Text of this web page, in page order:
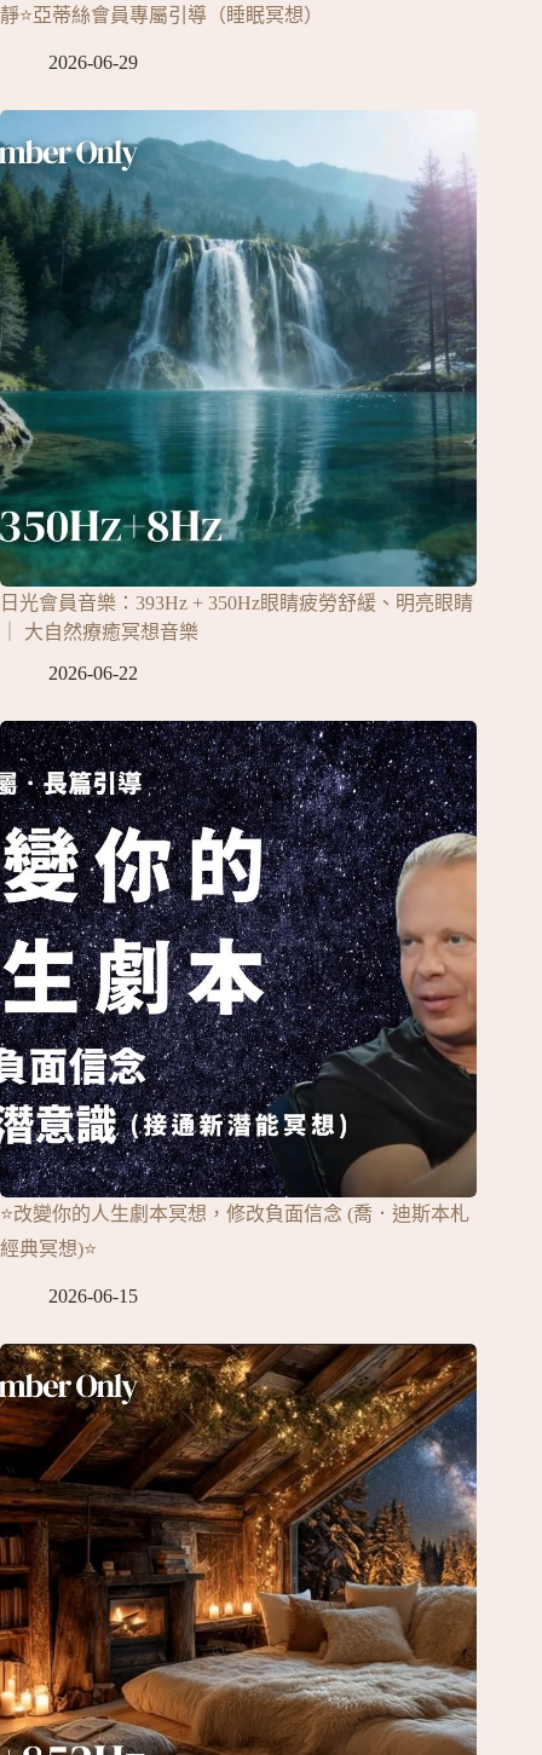
靜⭐亞蒂絲會員專屬引導（睡眠冥想）
2026-06-29
日光會員音樂：393Hz + 350Hz眼睛疲勞舒緩、明亮眼睛
｜ 大自然療癒冥想音樂
2026-06-22
⭐改變你的人生劇本冥想，修改負面信念 (喬．迪斯本札
經典冥想)⭐
2026-06-15